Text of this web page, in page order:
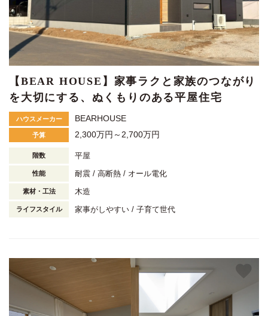
【BEAR HOUSE】家事ラクと家族のつながり
を大切にする、ぬくもりのある平屋住宅
ハウスメーカー BEARHOUSE
予算 2,300万円～2,700万円
階数 平屋
性能 耐震 高断熱 オール電化
素材・工法 木造
ライフスタイル 家事がしやすい 子育て世代